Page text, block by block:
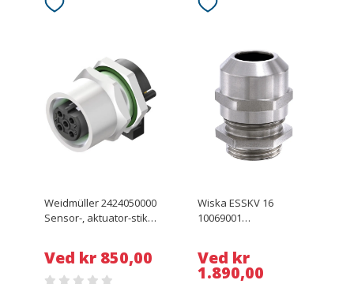
Weidmüller 2424050000
Sensor-, aktuator-stik,
Ved kr 850,00
Wiska ESSKV 16
10069001
10 stk
Ved kr
1.890,00